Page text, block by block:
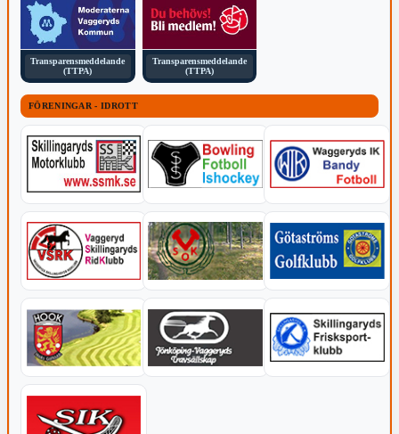
Transparensmeddelande
(TTPA)
Transparensmeddelande
(TTPA)
FÖRENINGAR - IDROTT